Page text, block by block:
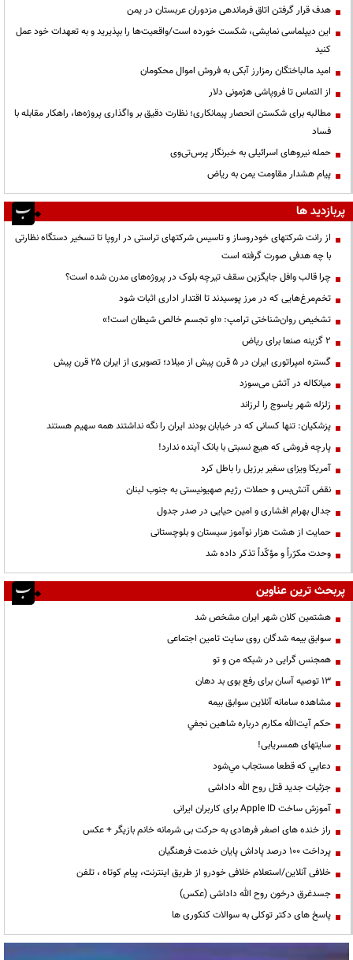
هدف قرار گرفتن اتاق‌ فرماندهی مزدوران عربستان در یمن
این دیپلماسی نمایشی، شکست خورده است/واقعیت‌ها را بپذیرید و به تعهدات خود عمل
کنید
امید مالباختگان رمزارز آبکی به فروش اموال محکومان
از التماس تا فروپاشی هژمونی دلار
مطالبه برای شکستن انحصار پیمانکاری؛ نظارت دقیق بر واگذاری پروژه‌ها، راهکار مقابله با
فساد
حمله نیروهای اسرائیلی به خبرنگار پرس‌تی‌وی
پیام هشدار مقاومت یمن به ریاض
پربازدید ها
از رانت‌ شرکتهای خودروساز و تاسیس شرکتهای تراستی در اروپا تا تسخیر دستگاه نظارتی
با چه هدفی صورت گرفته است
چرا قالب وافل جایگزین سقف تیرچه بلوک در پروژه‌های مدرن شده است؟
تخم‌مرغ‌هایی که در مرز پوسیدند تا اقتدار اداری اثبات شود
تشخیص روان‌شناختی ترامپ: «او تجسم خالص شیطان است!»
۲ گزینه صنعا برای ریاض
گستره امپراتوری ایران در ۵ قرن پیش از میلاد؛ تصویری از ایران ۲۵ قرن پیش
میانکاله در آتش می‌سوزد
زلزله شهر یاسوج را لرزاند
پزشکیان: تنها کسانی که در خیابان بودند ایران را نگه نداشتند همه سهیم هستند
پارچه فروشی که هیچ نسبتی با بانک آینده ندارد!
آمریکا ویزای سفیر برزیل را باطل کرد
نقض آتش‌بس و حملات رژیم صهیونیستی به جنوب لبنان
جدال بهرام افشاری و امین حیایی در صدر جدول
حمایت از هشت هزار نوآموز سیستان و بلوچستانی
وحدت مکرّراً و مؤکّداً تذکر داده شد
پربحث ترین عناوین
هشتمین کلان شهر ایران مشخص شد
سوابق بیمه شدگان روی سایت تامین اجتماعی
همجنس گرایی در شبکه من و تو
13 توصیه آسان برای رفع بوی بد دهان
مشاهده سامانه آنلاين سوابق بیمه
حكم آيت‌الله مكارم درباره شاهين نجفي
سایتهای همسریابی!
دعايي كه قطعا مستجاب مي‌شود
جزئیات جدید قتل روح الله داداشی
آموزش ساخت Apple ID برای کاربران ایرانی
راز خنده های اصغر فرهادی به حرکت بی شرمانه خانم بازیگر + عکس
پرداخت ۱۰۰ درصد پاداش پایان خدمت فرهنگیان
خلافی آنلاین/استعلام خلافی خودرو از طریق اینترنت، پیام کوتاه ، تلفن
جسدغرق درخون روح الله داداشی (عکس)
پاسخ های دکتر توکلی به سوالات کنکوری ها